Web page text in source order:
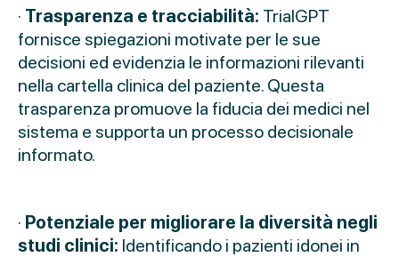
· Trasparenza e tracciabilità: TrialGPT
fornisce spiegazioni motivate per le sue
decisioni ed evidenzia le informazioni rilevanti
nella cartella clinica del paziente. Questa
trasparenza promuove la fiducia dei medici nel
sistema e supporta un processo decisionale
informato.
· Potenziale per migliorare la diversità negli
studi clinici: Identificando i pazienti idonei in